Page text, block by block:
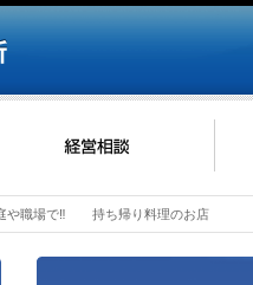
や職場で‼ 持ち帰り料理のお店